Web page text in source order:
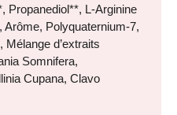
Propanediol**, L-Arginine
Polyquaternium-7,
d’extraits
Somnifera,
Cupana, Clavo